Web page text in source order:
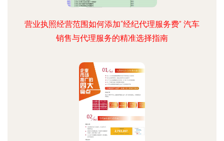
营业执照经营范围如何添加“经纪代理服务费” 汽车
销售与代理服务的精准选择指南